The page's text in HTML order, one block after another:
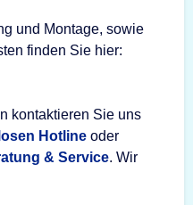
und Montage, sowie
finden Sie hier:
kontaktieren Sie uns
Hotline oder
& Service. Wir